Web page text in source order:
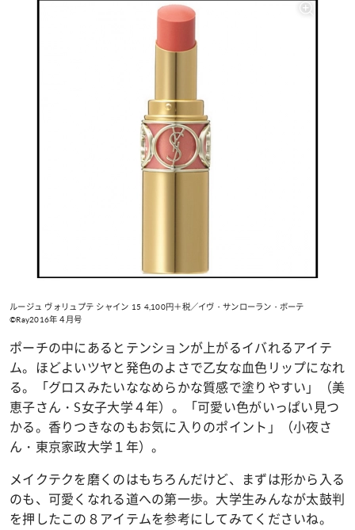
ルージュ ヴォリュプテ シャイン 15 4,100円＋税／イヴ・サンローラン・ボーテ
©Ray2016年４月号
ポーチの中にあるとテンションが上がるイバれるアイテ
ム。ほどよいツヤと発色のよさで乙女な血色リップになれ
る。「グロスみたいななめらかな質感で塗りやすい」（美
恵子さん・S女子大学４年）。「可愛い色がいっぱい見つ
かる。香りつきなのもお気に入りのポイント」（小夜さ
ん・東京家政大学１年）。
メイクテクを磨くのはもちろんだけど、まずは形から入る
のも、可愛くなれる道への第一歩。大学生みんなが太鼓判
を押したこの８アイテムを参考にしてみてくださいね。